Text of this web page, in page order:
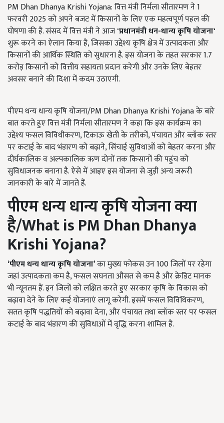
PM Dhan Dhanya Krishi Yojana: वित्त मंत्री निर्मला सीतारमण ने 1
फरवरी 2025 को अपने बजट में किसानों के लिए एक महत्वपूर्ण पहल की
घोषणा की है. संसद में वित्त मंत्री ने आज'प्रधानमंत्री धन-धान्य कृषि योजना'
शुरू करने का ऐलान किया है, जिसका उद्देश्य कृषि क्षेत्र में उत्पादकता और
किसानों की आर्थिक स्थिति को सुधारना है. इस योजना के तहत सरकार 1.7
करोड़ किसानों को वित्तीय सहायता प्रदान करेगी और उनके लिए बेहतर
अवसर बनाने की दिशा में कदम उठाएगी.
पीएम धन्य धान्य कृषि योजना/PM Dhan Dhanya Krishi Yojana के बारे
बात करते हुए वित्त मंत्री निर्मला सीतारमण ने कहा कि इस कार्यक्रम का
उद्देश्य फसल विविधीकरण, टिकाऊ खेती के तरीकों, पंचायत और ब्लॉक स्तर
पर कटाई के बाद भंडारण को बढ़ाने, सिंचाई सुविधाओं को बेहतर करना और
दीर्घकालिक व अल्पकालिक ऋण दोनों तक किसानों की पहुंच को
सुविधाजनक बनाना है. ऐसे में आइए इस योजना से जुड़ी अन्य जरूरी
जानकारी के बारे में जानते हैं.
पीएम धन्य धान्यकृषियोजनाक्या
है/What is PM Dhan Dhanya
Krishi Yojana?
‘पीएम धन्य धान्य कृषि योजना’का मुख्य फोकस उन 100 जिलों पर रहेगा
जहां उत्पादकता कम है, फसल सघनता औसत से कम है और क्रेडिट मानक
भी न्यूनतम हैं. इन जिलों को लक्षित करते हुए सरकार कृषि के विकास को
बढ़ावा देने के लिए कई योजनाएं लागू करेगी. इसमें फसल विविधिकरण,
सतत कृषि पद्धतियों को बढ़ावा देना, और पंचायत तथा ब्लॉक स्तर पर फसल
कटाई के बाद भंडारण की सुविधाओं में वृद्धि करना शामिल है.